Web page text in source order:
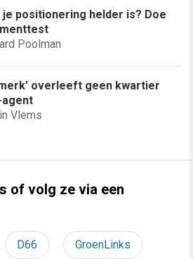
je positionering helder is? Doe
Poolman
overleeft geen kwartier
agent
Vlems
of volg ze via een
D66 GroenLinks